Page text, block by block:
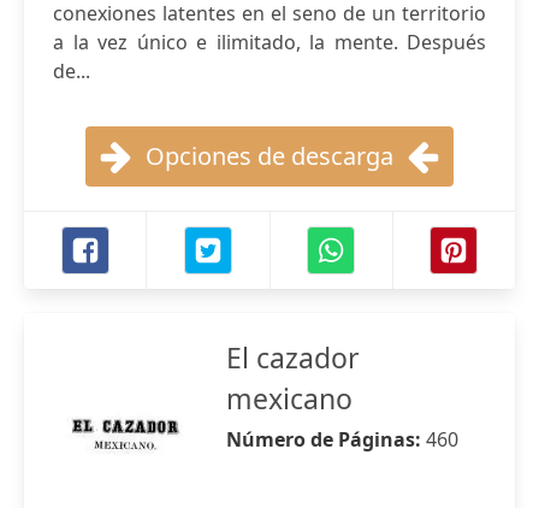
conexiones latentes en el seno de un territorio
a la vez único e ilimitado, la mente. Después
de...
Opciones de descarga
El cazador
mexicano
Número de Páginas: 460